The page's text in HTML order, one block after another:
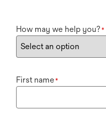
How may we help you? *
First name*